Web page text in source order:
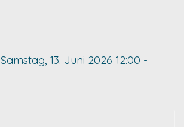
Samstag, 13. Juni 2026 12:00 -